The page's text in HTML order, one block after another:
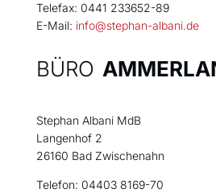
Telefax: 0441 233652-89
E-Mail: info@stephan-albani.de
BÜRO
Stephan Albani MdB
Langenhof 2
26160 Bad Zwischenahn
Telefon: 04403 8169-70